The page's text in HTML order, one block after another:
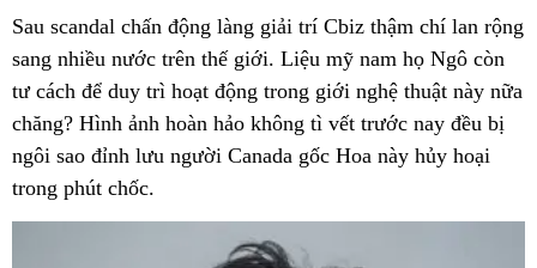
Sau scandal chấn động làng giải trí Cbiz thậm chí lan rộng
sang nhiều nước trên thế giới. Liệu mỹ nam họ Ngô còn
tư cách để duy trì hoạt động trong giới nghệ thuật này nữa
chăng? Hình ảnh hoàn hảo không tì vết trước nay đều bị
ngôi sao đỉnh lưu người Canada gốc Hoa này hủy hoại
trong phút chốc.